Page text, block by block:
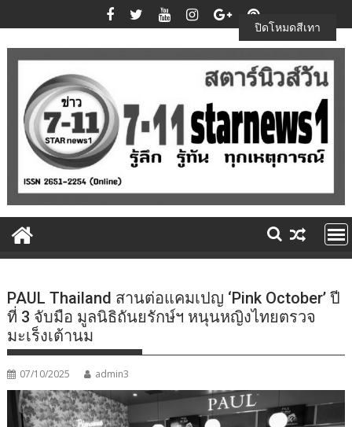
to
content
PAUL Thailand สานต่อแคมเปญ ‘Pink October’ ปี
ที่ 3 จับมือ มูลนิธิถันยรักษ์ฯ หนุนหญิงไทยตรวจ
มะเร็งเต้านม
07/10/2025 admin3
ปิดโหมดสีเทา